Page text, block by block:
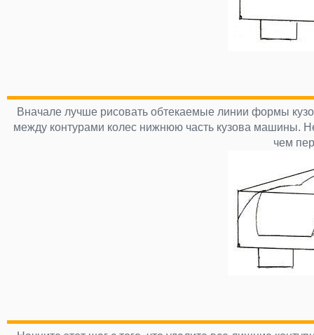
Вначале лучше рисовать обтекаемые линии формы
между контурами колес нижнюю часть кузова машины.
чем